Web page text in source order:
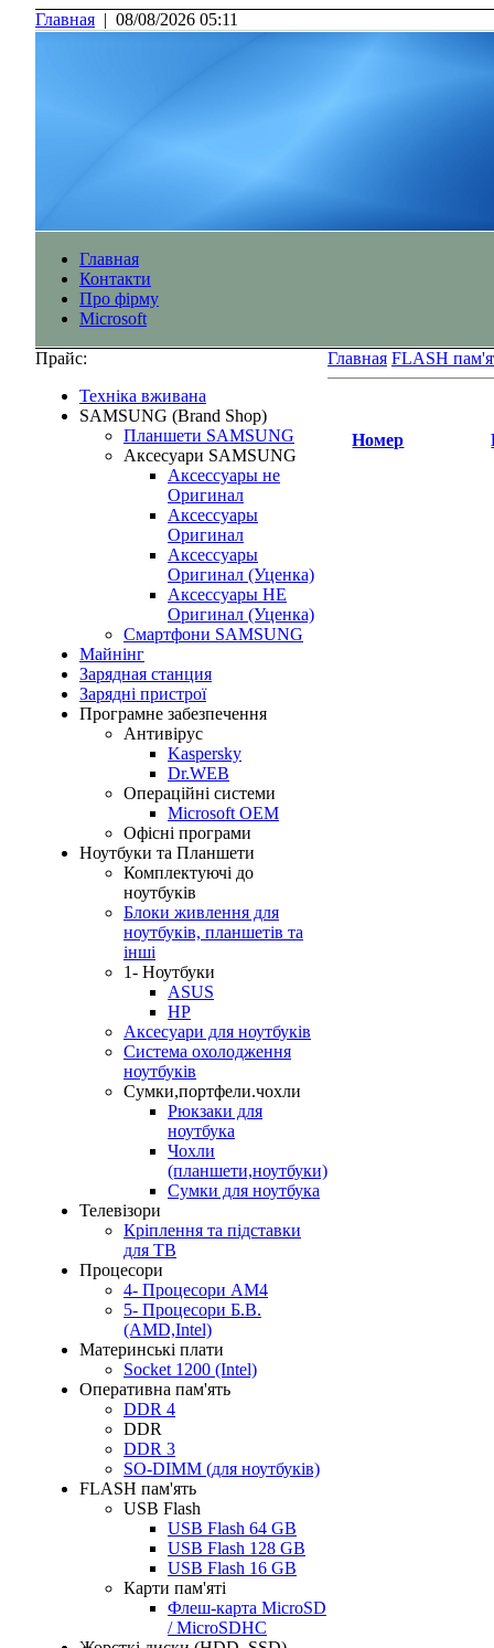
Главная | 08/08/2026 05:11
Главная
Контакти
Про фірму
Microsoft
Прайс:
Технiка вживана
SAMSUNG (Brand Shop)
Планшети SAMSUNG
Аксесуари SAMSUNG
Аксессуары не
Оригинал
Аксессуары
Оригинал
Аксессуары
Оригинал (Уценка)
Аксессуары НЕ
Оригинал (Уценка)
Смартфони SAMSUNG
Майнінг
Зарядная станция
Зарядні пристрої
Програмне забезпечення
Антивірус
Kaspersky
Dr.WEB
Операційні системи
Microsoft OEM
Офісні програми
Ноутбуки та Планшети
Комплектуючі до
ноутбуків
Блоки живлення для
ноутбуків, планшетів та
інші
1- Ноутбуки
ASUS
HP
Аксесуари для ноутбуків
Система охолодження
ноутбуків
Сумки,портфели.чохли
Рюкзаки для
ноутбука
Чохли
(планшети,ноутбуки)
Сумки для ноутбука
Телевізори
Кріплення та підставки
для ТВ
Процесори
4- Процесори AM4
5- Процесори Б.В.
(AMD,Intel)
Материнські плати
Socket 1200 (Intel)
Оперативна пам'ять
DDR 4
DDR
DDR 3
SO-DIMM (для ноутбуків)
FLASH пам'ять
USB Flash
USB Flash 64 GB
USB Flash 128 GB
USB Flash 16 GB
Карти пам'яті
Флеш-карта MicroSD
/ MicroSDHC
Главная FLASH
Номер